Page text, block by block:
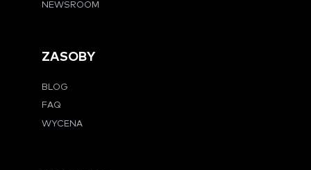
NEWSROOM
ZASOBY
BLOG
FAQ
WYCENA